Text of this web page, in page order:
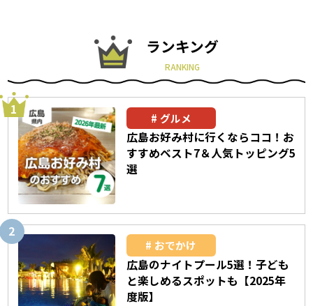
ランキング
RANKING
グルメ
広島お好み村に行くならココ！お
すすめベスト7＆人気トッピング5
選
おでかけ
広島のナイトプール5選！子ども
と楽しめるスポットも【2025年
度版】